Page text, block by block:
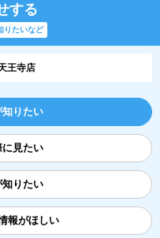
する
りたいなど
王寺店
りたい
見たい
知りたい
報がほしい